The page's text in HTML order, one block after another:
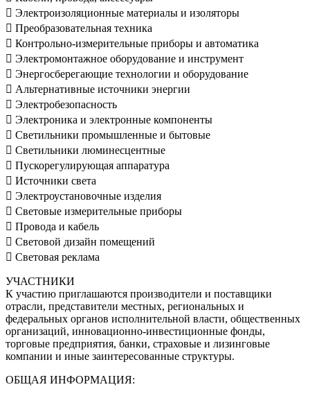
 Электроизоляционные материалы и изоляторы
 Преобразовательная техника
 Контрольно-измерительные приборы и автоматика
 Электромонтажное оборудование и инструмент
 Энергосберегающие технологии и оборудование
 Альтернативные источники энергии
 Электробезопасность
 Электроника и электронные компоненты
 Светильники промышленные и бытовые
 Светильники люминесцентные
 Пускорегулирующая аппаратура
 Источники света
 Электроустановочные изделия
 Световые измерительные приборы
 Провода и кабель
 Световой дизайн помещений
 Световая реклама
УЧАСТНИКИ
К участию приглашаются производители и поставщики
отрасли, представители местных, региональных и
федеральных органов исполнительной власти, общественных
организаций, инновационно-инвестиционные фонды,
торговые предприятия, банки, страховые и лизинговые
компании и иные заинтересованные структуры.
ОБЩАЯ ИНФОРМАЦИЯ: